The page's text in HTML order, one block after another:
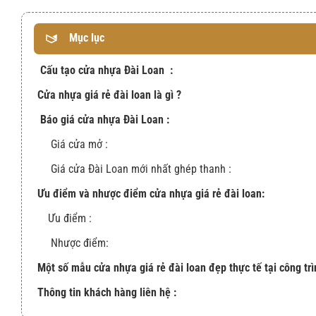
Mục lục
Cấu tạo cửa nhựa Đài Loan :
Cửa nhựa giá rẻ đài loan là gì ?
Báo giá cửa nhựa Đài Loan :
Giá cửa mở :
Giá cửa Đài Loan mới nhất ghép thanh :
Ưu điểm và nhược điểm cửa nhựa giá rẻ đài loan:
Ưu điểm :
Nhược điểm:
Một số mẫu cửa nhựa giá rẻ đài loan đẹp thực tế tại công
Thông tin khách hàng liên hệ :